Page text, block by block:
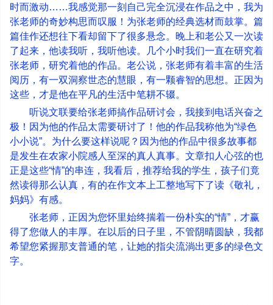
时而激动……我感觉那一刻自己完全沉浸在作品之中，我为
张老师的奇妙构思而叹服！为张老师的经典选材而鼓掌。篇
篇佳作还想往下看却留下了很多悬念。晚上和老公又一次读
了起来，他读我听，我听他读。几个小时我们一直在研究着
张老师，研究着他的作品。老公说，张老师有着丰富的生活
阅历，有一双洞察世态的慧眼，有一颗睿智的思想。正因为
这些，才是他在平凡的生活中笔耕不辍。
听说文联要给张老师搞作品研讨会，我接到电话兴奋之
极！因为他的作品太需要研讨了！他的作品我称他为“绿色
小小说”。为什么要这样说呢？因为他的作品中很多故事都
是发生在农家小院感人至深的真人真事。文章扣人心弦的也
正是这些“情”的串连，我看后，推荐给我的学生，孩子们竟
然读得那么认真，有的在作文本上工整地写下了读《敬礼，
妈妈》有感。
张老师，正因为您怀里始终揣着一份朴实的“情” ，才赢
得了您做人的丰厚。在以后的日子里，不管阴晴圆缺，我都
希望您紧握那支普通的笔，让她的指尖流淌出更多的绿色文
字。